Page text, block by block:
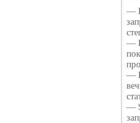
—
—
—
—